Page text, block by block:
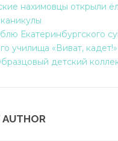
нахимовцы открыли
Екатеринбургского
училища «Виват,
детский